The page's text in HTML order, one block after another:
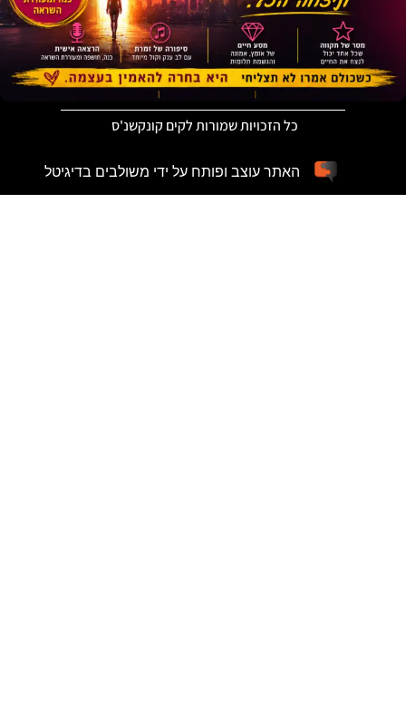
כל הזכויות שמורות לקים קונקשנ'ס
האתר עוצב ופותח על ידי משולבים בדיגיטל